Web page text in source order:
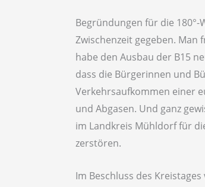
Begründungen für die 180°-
Zwischenzeit gegeben. Man
habe den Ausbau der B15
dass die Bürgerinnen und
Verkehrsaufkommen einer
und Abgasen. Und ganz
im Landkreis Mühldorf für
zerstören.
Im Beschluss des